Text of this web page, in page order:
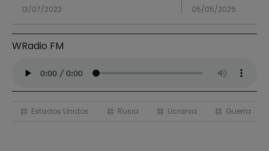
13/07/2023 05/05/2025
WRadio FM
Estados Unidos Rusia Ucrania Guerra